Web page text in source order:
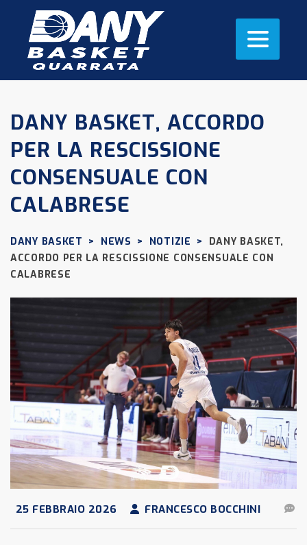
DANY BASKET, ACCORDO
PER LA RESCISSIONE
CONSENSUALE CON
CALABRESE
DANY BASKET > NEWS > NOTIZIE >
DANY BASKET,
ACCORDO PER LA RESCISSIONE CONSENSUALE CON
CALABRESE
25 FEBBRAIO 2026 FRANCESCO BOCCHINI